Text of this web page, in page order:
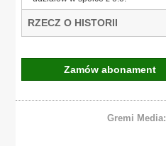
RZECZ O HISTORII
Zamów abonament
Gremi Media: